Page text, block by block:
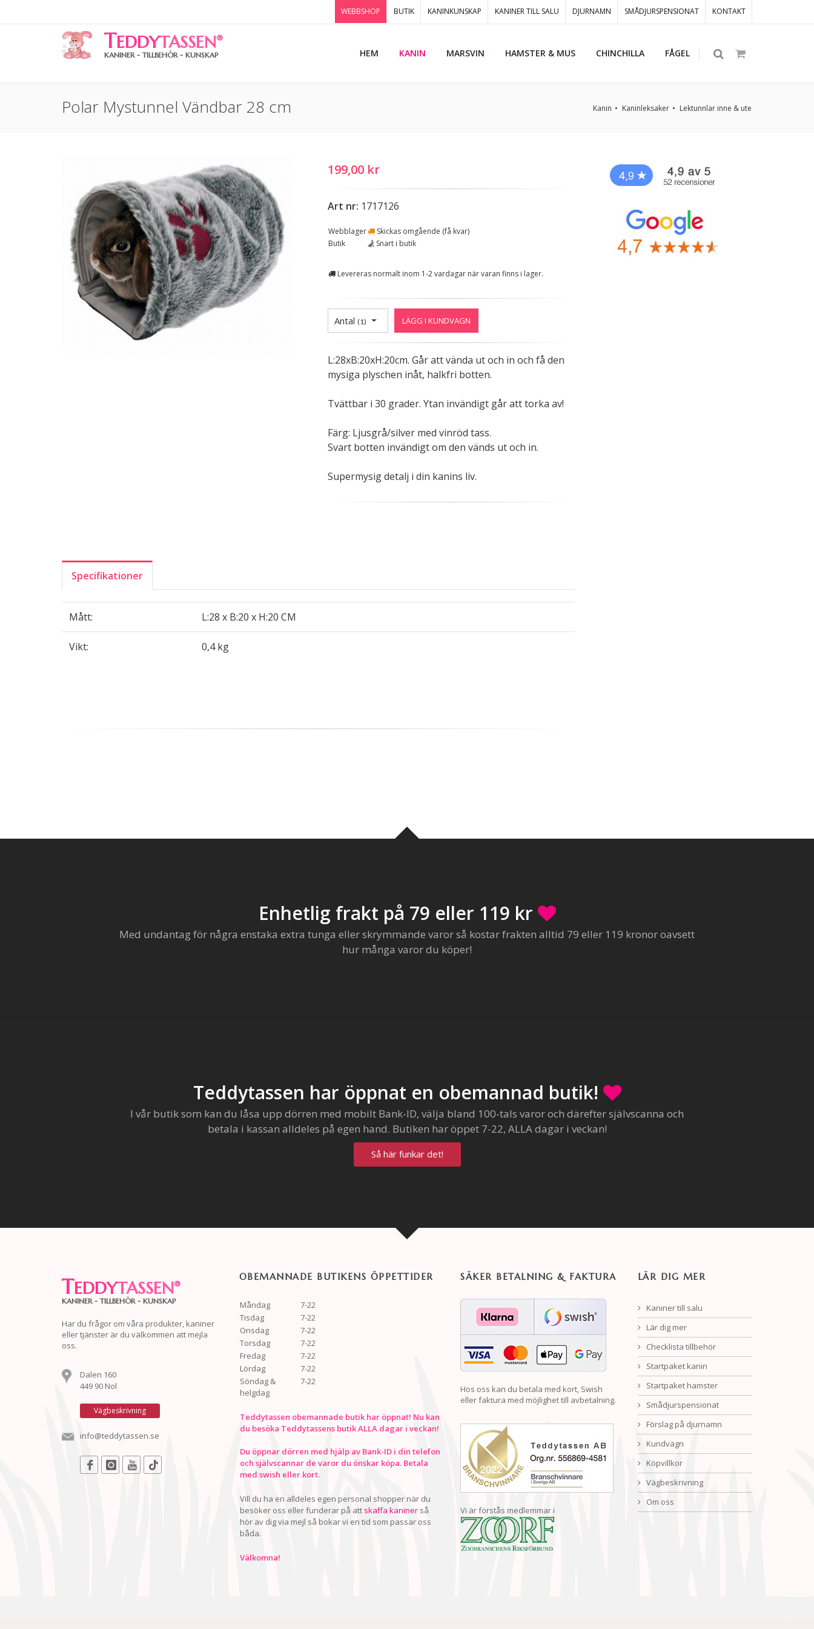
WEBBSHOP BUTIK KANINKUNSKAP KANINER TILL SALU DJURNAMN SMÅDJURSPENSIONAT KONTAKT
TEDDYTASSEN®
KANINER - TILLBEHÖR - KUNSKAP HEM KANIN MARSVIN HAMSTER & MUS CHINCHILLA FÅGEL
Polar Mystunnel Vändbar 28 cm Kanin Kaninleksaker Lektunnlar inne & ute
199,00 kr
Art nr: 1717126
Webblager
Skickas omgående (få kvar)
Butik
Snart i butik
Levereras normalt inom 1-2 vardagar när varan finns i lager.
Antal (1) LÄGG I KUNDVAGN
L:28xB:20xH:20cm. Går att vända ut och in och få den
mysiga plyschen inåt, halkfri botten.
Tvättbar i 30 grader. Ytan invändigt går att torka av!
Färg: Ljusgrå/silver med vinröd tass.
Svart botten invändigt om den vänds ut och in.
Supermysig detalj i din kanins liv.
Specifikationer
Mått: L:28 x B:20 x H:20 CM
Vikt: 0,4 kg
Enhetlig frakt på 79 eller 119 kr
Med undantag för några enstaka extra tunga eller skrymmande varor så kostar frakten alltid 79 eller 119 kronor oavsett
hur många varor du köper!
Teddytassen har öppnat en obemannad butik!
I vår butik som kan du låsa upp dörren med mobilt Bank-ID, välja bland 100-tals varor och därefter självscanna och
betala i kassan alldeles på egen hand. Butiken har öppet 7-22, ALLA dagar i veckan!
Så här funkar det!
TEDDYTASSEN®
KANINER - TILLBEHÖR - KUNSKAP
Har du frågor om våra produkter, kaniner
eller tjänster är du välkommen att mejla
oss.
Dalen 160
449 90 Nol
Vägbeskrivning
info@teddytassen.se
OBEMANNADE BUTIKENS ÖPPETTIDER
Måndag
7-22
Tisdag
7-22
Onsdag
7-22
Torsdag
7-22
Fredag
7-22
Lördag
7-22
Söndag &
helgdag
7-22
Teddytassen obemannade butik har öppnat! Nu kan
du besöka Teddytassens butik ALLA dagar i veckan!
Du öppnar dörren med hjälp av Bank-ID i din telefon
och självscannar de varor du önskar köpa. Betala
med swish eller kort.
Vill du ha en alldeles egen personal shopper när du
besöker oss eller funderar på att skaffa kaninerså
hör av dig via mejl så bokar vi en tid som passar oss
båda.
Välkomna!
SÄKER BETALNING & FAKTURA
Hos oss kan du betala med kort, Swish
eller faktura med möjlighet till avbetalning.
Vi är förstås medlemmar i
LÄR DIG MER
Kaniner till salu
Lär dig mer
Checklista tillbehör
Startpaket kanin
Startpaket hamster
Smådjurspensionat
Förslag på djurnamn
Kundvagn
Köpvillkor
Vägbeskrivning
Om oss